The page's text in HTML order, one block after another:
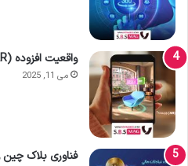
واقعیت افزوده (AR) چیست؟
می 11, 2025
فناوری بلاک چین